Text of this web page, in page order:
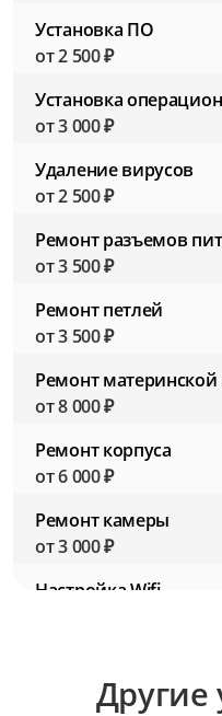
Установка ПО
от 2 500 ₽
Установка
от 3 000 ₽
Удаление вирусов
от 2 500 ₽
Ремонт разъемов
от 3 500 ₽
Ремонт петлей
от 3 500 ₽
Ремонт материнской
от 8 000 ₽
Ремонт корпуса
от 6 000 ₽
Ремонт камеры
от 3 000 ₽
Настройка Wifi
от 2 500 ₽Другие